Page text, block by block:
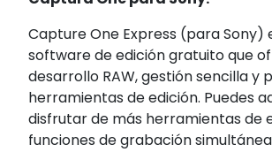
Capture One Express (para Sony)
software de edición gratuito que
desarrollo RAW, gestión sencilla y
herramientas de edición. Puedes
disfrutar de más herramientas de
funciones de grabación